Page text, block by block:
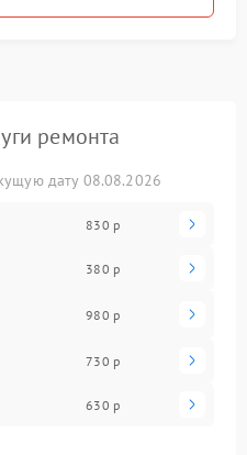
ремонта
дату 08.08.2026
830 р
380 р
980 р
730 р
630 р